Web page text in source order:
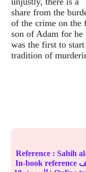
share from the
of the crime on the
son of Adam for he
was the first to
tradition of
Reference :Sahih